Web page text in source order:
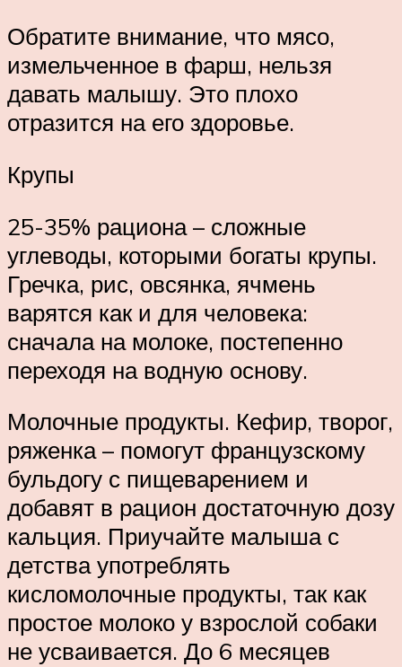
Обратите внимание, что мясо,
измельченное в фарш, нельзя
давать малышу. Это плохо
отразится на его здоровье.
Крупы
25-35% рациона – сложные
углеводы, которыми богаты крупы.
Гречка, рис, овсянка, ячмень
варятся как и для человека:
сначала на молоке, постепенно
переходя на водную основу.
Молочные продукты. Кефир, творог,
ряженка – помогут французскому
бульдогу с пищеварением и
добавят в рацион достаточную дозу
кальция. Приучайте малыша с
детства употреблять
кисломолочные продукты, так как
простое молоко у взрослой собаки
не усваивается. До 6 месяцев